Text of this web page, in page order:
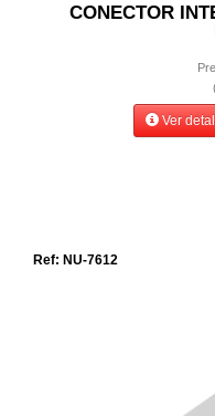
CONECTOR
Ver
Ref: NU-7612